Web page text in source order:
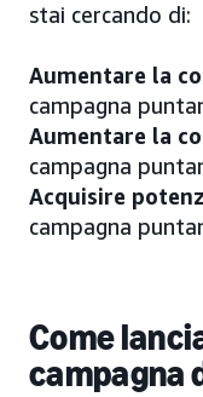
stai cercando di:
Aumentare la
campagna
Aumentare la
campagna
Acquisire
campagna
Come
campagna